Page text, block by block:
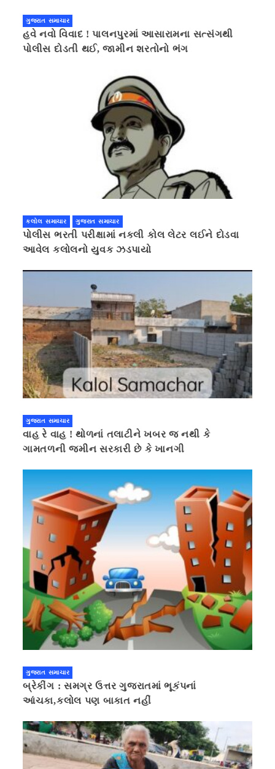
ગુજરાત સમાચાર
હવે નવો વિવાદ ! પાલનપુરમાં આસારામના સત્સંગથી
પોલીસ દોડતી થઈ, જામીન શરતોનો ભંગ
કલોલ સમાચાર ગુજરાત સમાચાર
પોલીસ ભરતી પરીક્ષામાં નકલી કોલ લેટર લઈને દોડવા
આવેલ કલોલનો યુવક ઝડપાયો
ગુજરાત સમાચાર
વાહ રે વાહ ! થોળનાં તલાટીને ખબર જ નથી કે
ગામતળની જમીન સરકારી છે કે ખાનગી
ગુજરાત સમાચાર
બ્રેકીંગ : સમગ્ર ઉત્તર ગુજરાતમાં ભૂકંપનાં
આંચકા,કલોલ પણ બાકાત નહીં